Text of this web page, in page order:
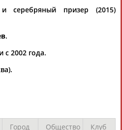
серебряный призер (2015)
.
с 2002 года.
Город Общество
Клуб